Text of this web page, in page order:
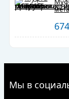
Мы в